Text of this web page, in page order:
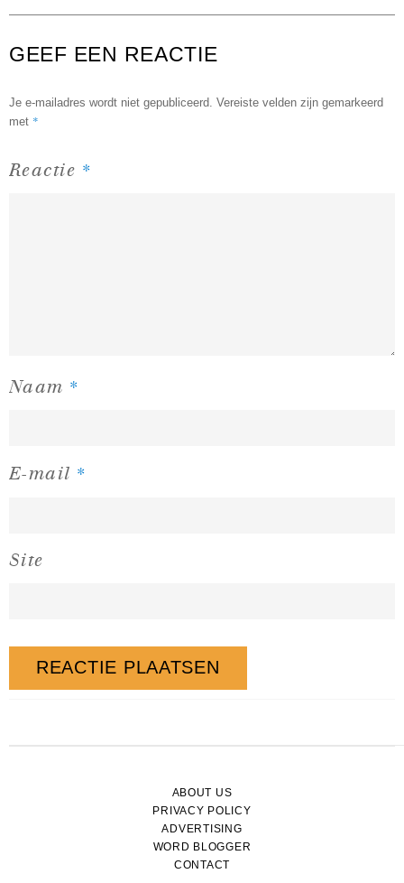
GEEF EEN REACTIE
Je e-mailadres wordt niet gepubliceerd. Vereiste velden zijn gemarkeerd
met *
Reactie *
Naam *
E-mail *
Site
ABOUT US
PRIVACY POLICY
ADVERTISING
WORD BLOGGER
CONTACT